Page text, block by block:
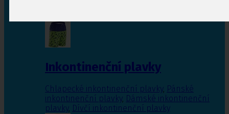
Inkontinenční plavky
Chlapecké inkontinenční plavky, Pánské
inkontinenční plavky, Dámské inkontinenční
plavky, Dívčí inkontinenční plavky